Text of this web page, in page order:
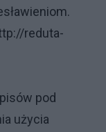
reduta-
pod
użycia